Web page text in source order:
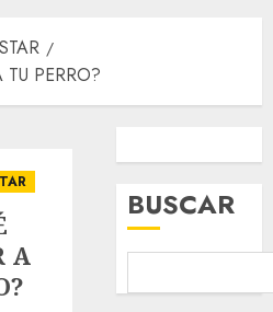
PERRO?
A
BUSCAR